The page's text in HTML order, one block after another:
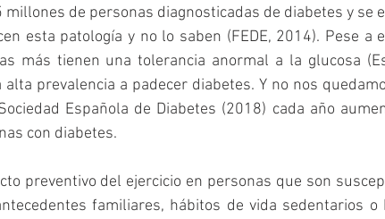
de personas diagnosticadas de diabetes y se
esta patología y no lo saben (FEDE, 2014). Pese a
más tienen una tolerancia anormal a la glucosa
prevalencia a padecer diabetes. Y no nos
Española de Diabetes (2018) cada año
con diabetes.
preventivo del ejercicio en personas que son
familiares, hábitos de vida sedentarios o